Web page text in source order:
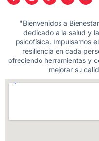
"Bienvenidos a
dedicado a la salud y
psicofísica. Impulsamos
resiliencia en cada
ofreciendo herramientas y
mejorar su